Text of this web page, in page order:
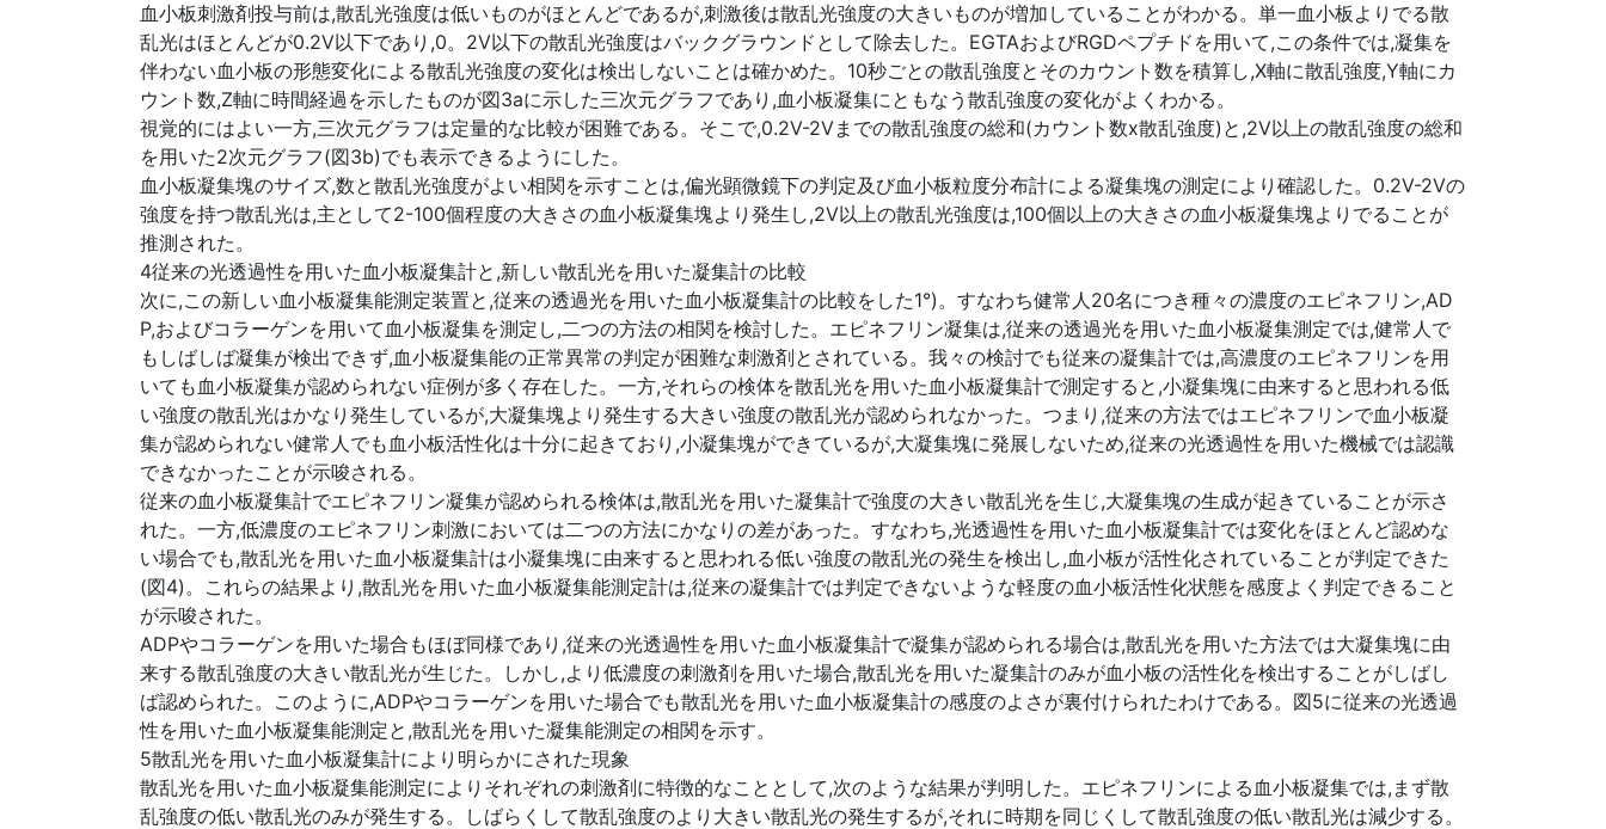
血小板刺激剤投与前は,散乱光強度は低いものがほとんどであるが,刺激後は散乱光強度の大きいものが増加していることがわかる。単一血小板よりでる散
乱光はほとんどが0.2V以下であり,0。2V以下の散乱光強度はバックグラウンドとして除去した。EGTAおよびRGDペプチドを用いて,この条件では,凝集を
伴わない血小板の形態変化による散乱光強度の変化は検出しないことは確かめた。10秒ごとの散乱強度とそのカウント数を積算し,X軸に散乱強度,Y軸にカ
ウント数,Z軸に時間経過を示したものが図3aに示した三次元グラフであり,血小板凝集にともなう散乱強度の変化がよくわかる。
視覚的にはよい一方,三次元グラフは定量的な比較が困難である。そこで,0.2V-2Vまでの散乱強度の総和(カウント数x散乱強度)と,2V以上の散乱強度の総和
を用いた2次元グラフ(図3b)でも表示できるようにした。
血小板凝集塊のサイズ,数と散乱光強度がよい相関を示すことは,偏光顕微鏡下の判定及び血小板粒度分布計による凝集塊の測定により確認した。0.2V-2Vの
強度を持つ散乱光は,主として2-100個程度の大きさの血小板凝集塊より発生し,2V以上の散乱光強度は,100個以上の大きさの血小板凝集塊よりでることが
推測された。
4従来の光透過性を用いた血小板凝集計と,新しい散乱光を用いた凝集計の比較
次に,この新しい血小板凝集能測定装置と,従来の透過光を用いた血小板凝集計の比較をした1°)。すなわち健常人20名につき種々の濃度のエピネフリン,AD
P,およびコラーゲンを用いて血小板凝集を測定し,二つの方法の相関を検討した。エピネフリン凝集は,従来の透過光を用いた血小板凝集測定では,健常人で
もしばしば凝集が検出できず,血小板凝集能の正常異常の判定が困難な刺激剤とされている。我々の検討でも従来の凝集計では,高濃度のエピネフリンを用
いても血小板凝集が認められない症例が多く存在した。一方,それらの検体を散乱光を用いた血小板凝集計で測定すると,小凝集塊に由来すると思われる低
い強度の散乱光はかなり発生しているが,大凝集塊より発生する大きい強度の散乱光が認められなかった。つまり,従来の方法ではエピネフリンで血小板凝
集が認められない健常人でも血小板活性化は十分に起きており,小凝集塊ができているが,大凝集塊に発展しないため,従来の光透過性を用いた機械では認識
できなかったことが示唆される。
従来の血小板凝集計でエピネフリン凝集が認められる検体は,散乱光を用いた凝集計で強度の大きい散乱光を生じ,大凝集塊の生成が起きていることが示さ
れた。一方,低濃度のエピネフリン刺激においては二つの方法にかなりの差があった。すなわち,光透過性を用いた血小板凝集計では変化をほとんど認めな
い場合でも,散乱光を用いた血小板凝集計は小凝集塊に由来すると思われる低い強度の散乱光の発生を検出し,血小板が活性化されていることが判定できた
(図4)。これらの結果より,散乱光を用いた血小板凝集能測定計は,従来の凝集計では判定できないような軽度の血小板活性化状態を感度よく判定できること
が示唆された。
ADPやコラーゲンを用いた場合もほぼ同様であり,従来の光透過性を用いた血小板凝集計で凝集が認められる場合は,散乱光を用いた方法では大凝集塊に由
来する散乱強度の大きい散乱光が生じた。しかし,より低濃度の刺激剤を用いた場合,散乱光を用いた凝集計のみが血小板の活性化を検出することがしばし
ば認められた。このように,ADPやコラーゲンを用いた場合でも散乱光を用いた血小板凝集計の感度のよさが裏付けられたわけである。図5に従来の光透過
性を用いた血小板凝集能測定と,散乱光を用いた凝集能測定の相関を示す。
5散乱光を用いた血小板凝集計により明らかにされた現象
散乱光を用いた血小板凝集能測定によりそれぞれの刺激剤に特徴的なこととして,次のような結果が判明した。エピネフリンによる血小板凝集では,まず散
乱強度の低い散乱光のみが発生する。しばらくして散乱強度のより大きい散乱光の発生するが,それに時期を同じくして散乱強度の低い散乱光は減少する。